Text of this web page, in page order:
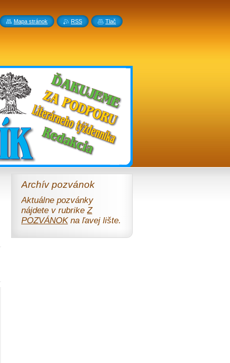
Archív pozvánok
Aktuálne pozvánky
nájdete v rubrikeZ
POZVÁNOKna ľavej lište.
Mapa stránok RSS Tlač